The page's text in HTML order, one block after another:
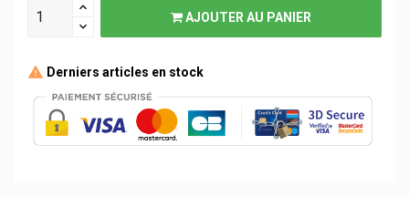
AJOUTER AU PANIER
Derniers articles en stock